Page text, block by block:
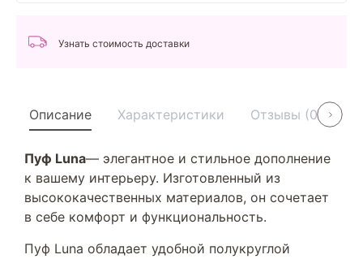
Узнать стоимость доставки
Описание Характеристики Отзывы (0)
Пуф Luna— элегантное и стильное дополнение
к вашему интерьеру. Изготовленный из
высококачественных материалов, он сочетает
в себе комфорт и функциональность.
Пуф Luna обладает удобной полукруглой